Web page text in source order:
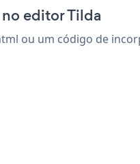
editor Tilda
ou um código de